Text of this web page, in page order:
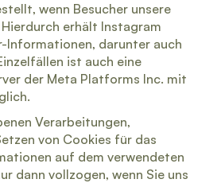
wenn Besucher unsere
erhält Instagram
Informationen, darunter auch
ist auch eine
der Meta Platforms Inc. mit
Verarbeitungen,
von Cookies für das
auf dem verwendeten
dann vollzogen, wenn Sie uns